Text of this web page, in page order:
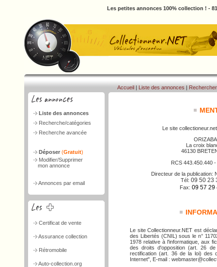
Les petites annonces 100% collection ! -
Liste des annonces
Recherche/catégories
Recherche avancée
Déposer (Gratuit)
Modifier/Supprimer
mon annonce
Annonces par email
Certificat de vente
Assurance collection
Rétromobile
Auto-collection.org
Accueil | Liste des annonces | Rechercher
Le site
ORIZABA
La croix
46130
RCS 443.450.440
Directeur de la publication:
Tél: 09 50 23
Fax: 09 57 29
Le site Collectionneur.NET est
des Libertés (CNIL) sous le n°
1978 relative à l'informatique, aux
des droits d'opposition (art. 26
rectification (art. 36 de la loi) des
Internet", E-mail :